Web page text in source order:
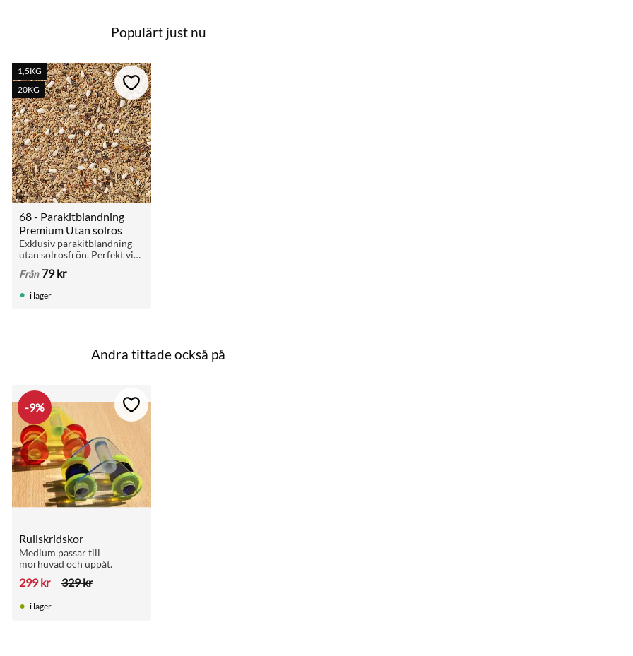
o
o
Populärt just nu
till i favoriter
68 - Parakitblandning
Premium Utan solros
Exklusiv parakitblandning
utan solrosfrön. Perfekt vid
avel och för arter som
behöver en mindre fet kost.
Från 79kr
1,5KG
20KG
Lägg till i favoriter
i lager
Andra tittade också på
till i favoriter
Rullskridskor
Medium passar till
morhuvad och uppåt.
299kr 329kr
9% Lägg till i favoriter
i lager